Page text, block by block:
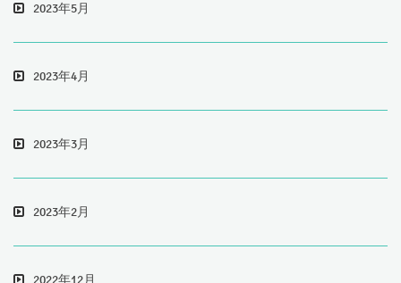
2023年5月
2023年4月
2023年3月
2023年2月
2022年12月